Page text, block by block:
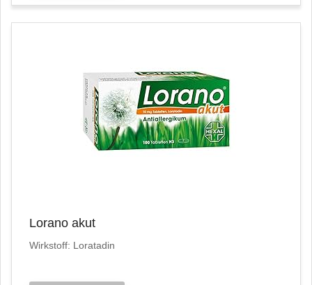
Lorano akut
Wirkstoff: Loratadin